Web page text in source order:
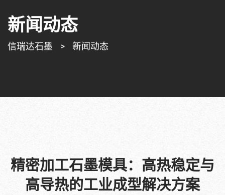
新闻动态
信瑞达石墨 > 新闻动态
精密加工石墨模具：高热稳定与
高导热的工业成型解决方案